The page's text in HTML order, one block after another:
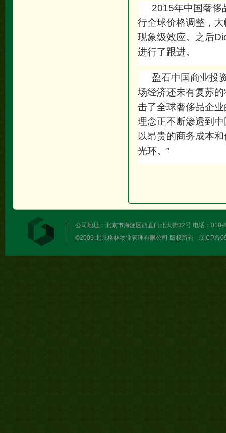
2015年中国奢侈
行全球价格调整，
现象级效应。之后
进行了跟进。
盈石中国商业投
场经济还未有复苏
击了全球奢侈品企
理念正不断渗透到
以昂贵的商务成本
光环。”
公司地址：北京市海淀区西直门北大街32号 电话：
©2009 北京格林物业管理有限公司 版权所有
京ICP备